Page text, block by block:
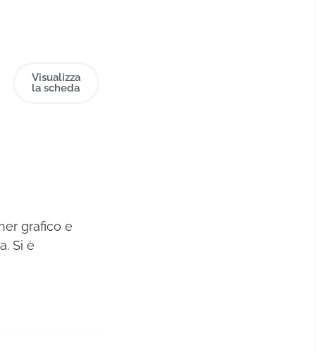
Visualizza
la scheda
grafico e
Si è
di